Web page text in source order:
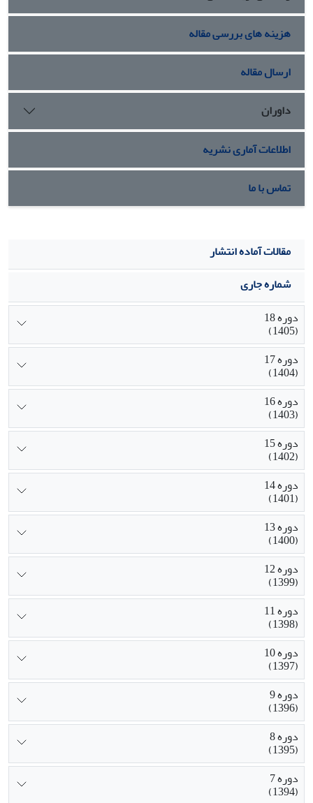
هزینه های بررسی مقاله
ارسال مقاله
داوران
اطلاعات آماری نشریه
تماس با ما
مقالات آماده انتشار
شماره جاری
دوره 18
(1405)
دوره 17
(1404)
دوره 16
(1403)
دوره 15
(1402)
دوره 14
(1401)
دوره 13
(1400)
دوره 12
(1399)
دوره 11
(1398)
دوره 10
(1397)
دوره 9
(1396)
دوره 8
(1395)
دوره 7
(1394)